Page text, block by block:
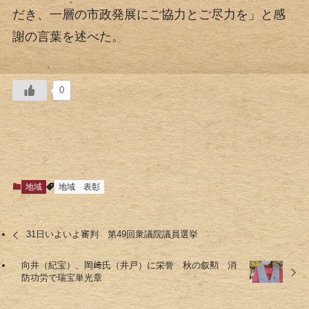
だき、一層の市政発展にご協力とご尽力を」と感
謝の言葉を述べた。
0
地域 地域 表彰
31日いよいよ審判 第49回衆議院議員選挙
向井（紀宝）、岡﨑氏（井戸）に栄誉 秋の叙勲 消
防功労で瑞宝単光章